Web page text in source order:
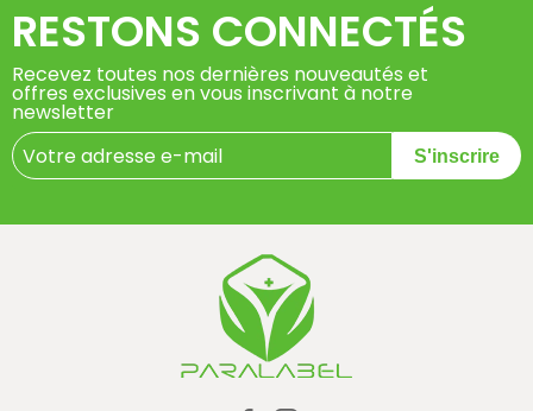
RESTONS CONNECTÉS
Recevez toutes nos dernières nouveautés et
offres exclusives en vous inscrivant à notre
newsletter
S'inscrire